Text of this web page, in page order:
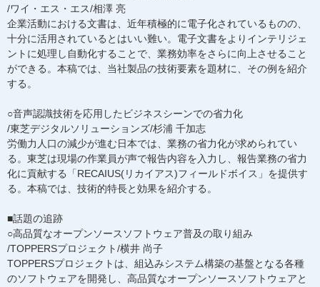
/ワイ・エス・エス/相澤 亮
企業活動における文書は、近年積極的に電子化されているものの、
十分に活用されているとはいい難い。電子文書をよりインテリジェ
ントに処理し自動化することで、業務効率をさらに向上させること
ができる。本稿では、当社製品の技術要素を題材に、その例を紹介
する。
○音声認識技術を応用したビジネスシーンでの省力化
/東芝デジタルソリューションズ/杉浦 千加志
労働力人口の減少が進む日本では、業務の省力化が求められてい
る。東芝は現場の作業員が声で報告内容を入力し、報告業務の省力
化に貢献する「RECAIUS(リカイアス)フィールドボイス」を提供す
る。本稿では、技術的特長と効果を紹介する。
■話題の追跡
○高品質なオープンソースソフトウェア普及の取り組み
/TOPPERSプロジェクト/横井 尚子
TOPPERSプロジェクトは、組込みシステム構築の基盤となる各種
のソフトウェアを開発し、高品質なオープンソースソフトウェアと